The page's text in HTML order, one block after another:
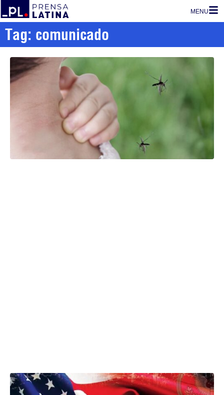
MENU
Tag: comunicado